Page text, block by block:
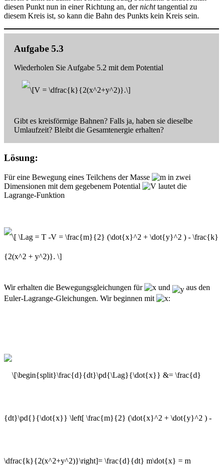
diesen Punkt nun in einer Richtung an, dernichttangential zu
diesem Kreis ist, so kann die Bahn des Punkts kein Kreis sein.
Aufgabe 5.3
Wiederholen Sie Aufgabe 5.2 mit dem Potential
Gibt es kreisförmige Bahnen? Falls ja, haben sie dieselbe
Umlaufzeit? Bleibt die Gesamtenergie erhalten?
Lösung:
Für eine Bewegung eines Teilchens der Masse
in zwei
Dimensionen mit dem gegebenem Potential
lautet die
Lagrange-Funktion
Wir erhalten die Bewegungsgleichungen für und
aus den
Euler-Lagrange-Gleichungen. Wir beginnen mit
: